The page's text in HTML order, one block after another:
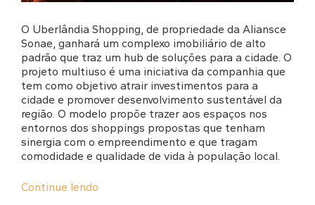
O Uberlândia Shopping, de propriedade da Aliansce
Sonae, ganhará um complexo imobiliário de alto
padrão que traz um hub de soluções para a cidade. O
projeto multiuso é uma iniciativa da companhia que
tem como objetivo atrair investimentos para a
cidade e promover desenvolvimento sustentável da
região. O modelo propõe trazer aos espaços nos
entornos dos shoppings propostas que tenham
sinergia com o empreendimento e que tragam
comodidade e qualidade de vida à população local.
Continue lendo